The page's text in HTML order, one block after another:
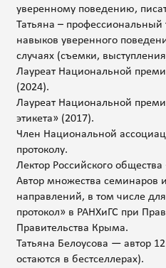
уверенному поведению,
Татьяна – профессиональный
навыков уверенного
случаях (съемки,
Лауреат Национальной
(2024).
Лауреат Национальной
этикета» (2017).
Член Национальной
протоколу.
Лектор Российского
Автор множества семинаров
направлений, в том числе
протокол» в РАНХиГС при
Правительства Крыма.
Татьяна Белоусова — автор
остаются в бестселлерах).